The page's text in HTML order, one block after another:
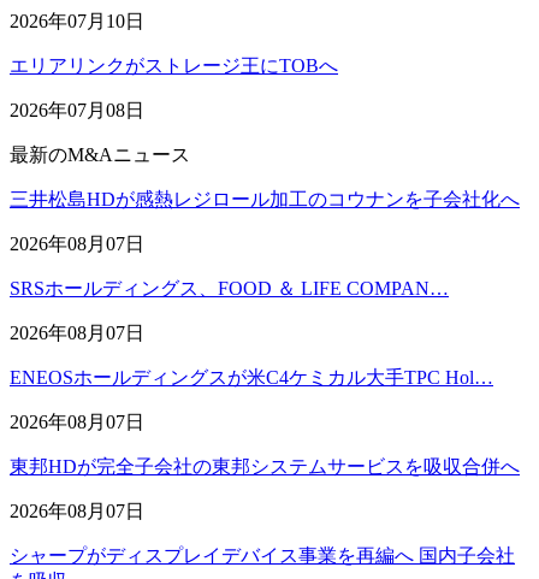
2026年07月10日
エリアリンクがストレージ王にTOBへ
2026年07月08日
最新のM&Aニュース
三井松島HDが感熱レジロール加工のコウナンを子会社化へ
2026年08月07日
SRSホールディングス、FOOD ＆ LIFE COMPAN…
2026年08月07日
ENEOSホールディングスが米C4ケミカル大手TPC Hol…
2026年08月07日
東邦HDが完全子会社の東邦システムサービスを吸収合併へ
2026年08月07日
シャープがディスプレイデバイス事業を再編へ 国内子会社